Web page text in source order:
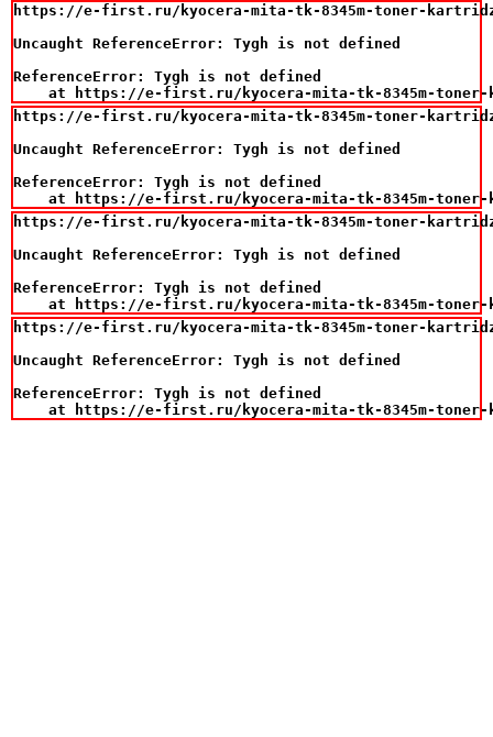
https://e-first.ru/kyocera-mita-tk-8345m-toner-
Uncaught ReferenceError: Tygh is not defined
ReferenceError: Tygh is not defined
at https://e-first.ru/kyocera-mita-tk-8345m-
https://e-first.ru/kyocera-mita-tk-8345m-toner-
Uncaught ReferenceError: Tygh is not defined
ReferenceError: Tygh is not defined
at https://e-first.ru/kyocera-mita-tk-8345m-
https://e-first.ru/kyocera-mita-tk-8345m-toner-
Uncaught ReferenceError: Tygh is not defined
ReferenceError: Tygh is not defined
at https://e-first.ru/kyocera-mita-tk-8345m-
https://e-first.ru/kyocera-mita-tk-8345m-toner-
Uncaught ReferenceError: Tygh is not defined
ReferenceError: Tygh is not defined
at https://e-first.ru/kyocera-mita-tk-8345m-